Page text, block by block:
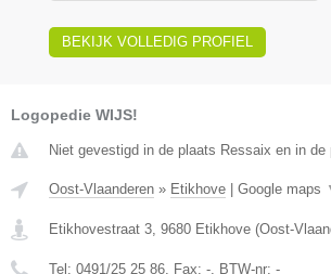
BEKIJK VOLLEDIG PROFIEL
Logopedie WIJS!
Niet gevestigd in de plaats Ressaix en in de
Oost-Vlaanderen » Etikhove Google maps
Etikhovestraat 3, 9680 Etikhove (Oost-
Tel: 0491/25 25 86, Fax: -, BTW-nr: -